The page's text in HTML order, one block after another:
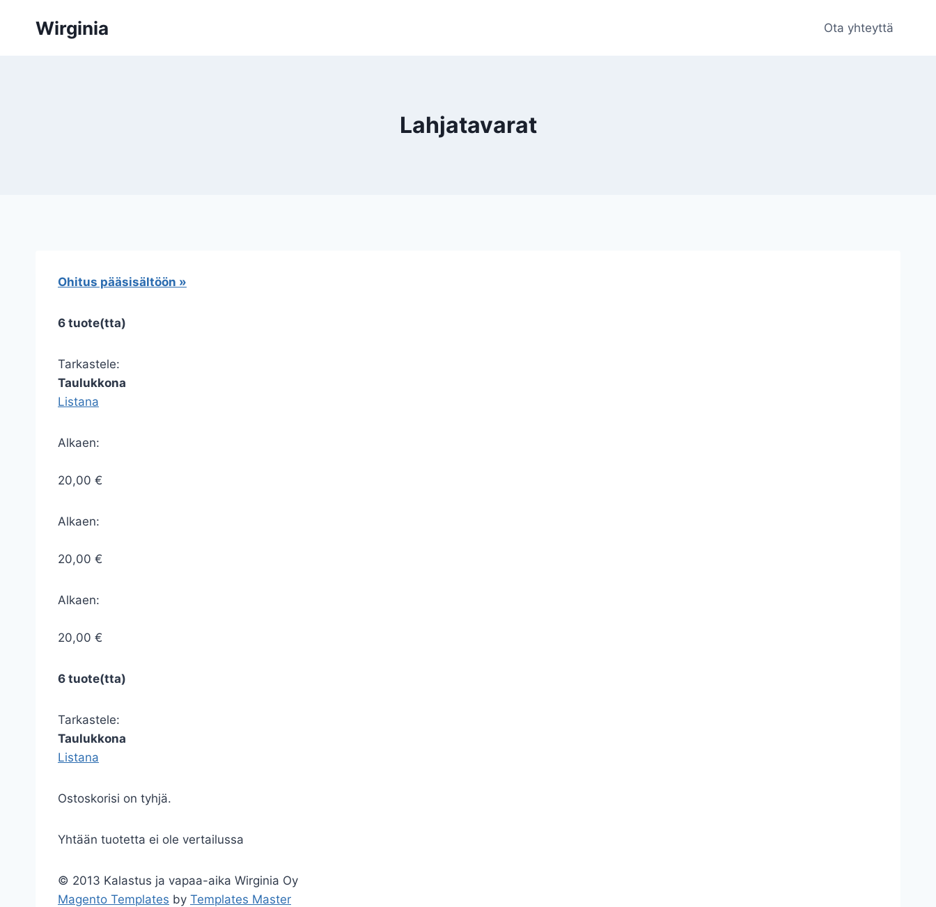
sisältöönWirginia Ota yhteyttä
Lahjatavarat
Ohitus pääsisältöön »
6 tuote(tta)
Tarkastele:
Taulukkona
Listana
Alkaen:
20,00 €
Alkaen:
20,00 €
Alkaen:
20,00 €
6 tuote(tta)
Tarkastele:
Taulukkona
Listana
Ostoskorisi on tyhjä.
Yhtään tuotetta ei ole vertailussa
© 2013 Kalastus ja vapaa-aika Wirginia Oy
Magento Templates by Templates Master